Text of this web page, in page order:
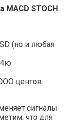
MACD STOCH
(но и любая
центов
сигналы
что для